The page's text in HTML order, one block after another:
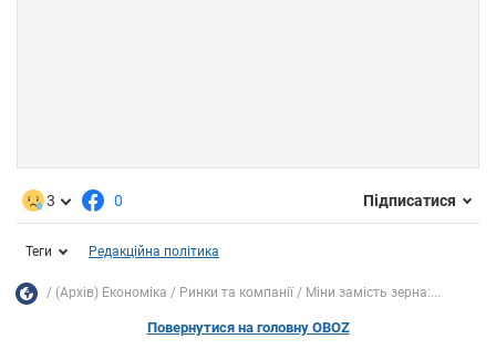
3 0 Підписатися
Теги Редакційна політика
(Архів) Економіка Ринки та компанії Міни замість зерна:...
Повернутися на головну OBOZ